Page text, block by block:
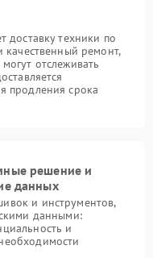
доставку техники по
качественный ремонт,
отслеживать
продления срока
решение и
данных
и инструментов,
данными:
и